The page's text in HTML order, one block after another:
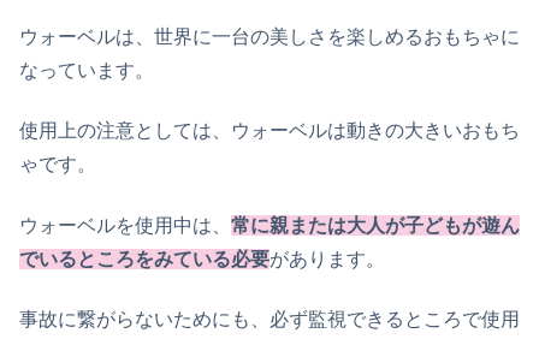
ウォーベルは、世界に一台の美しさを楽しめるおもちゃに
なっています。
使用上の注意としては、ウォーベルは動きの大きいおもち
ゃです。
ウォーベルを使用中は、 常に親または大人が子どもが遊ん
でいるところをみている必要があります。
事故に繋がらないためにも、必ず監視できるところで使用